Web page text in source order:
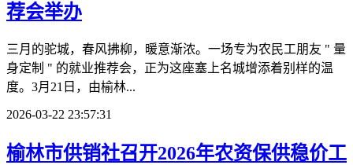
荐会举办
三月的驼城，春风拂柳，暖意渐浓。一场专为农民工朋友 " 量
身定制 " 的就业推荐会，正为这座塞上名城增添着别样的温
度。3月21日，由榆林...
2026-03-22 23:57:31
榆林市供销社召开2026年农资保供稳价工